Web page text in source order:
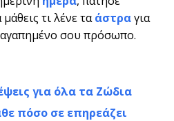
τι λένε ταάστραγια
σου πρόσωπο.
για όλα τα Ζώδια
πόσο σε επηρεάζει